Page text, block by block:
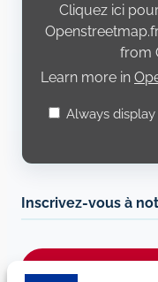
Openstreetmap.fr
Cliquez ici
from
Learn more in
Always
Inscrivez-vous à